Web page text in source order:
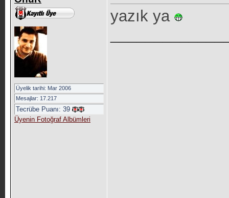
Üyelik tarihi: Mar 2006
Mesajlar: 17.217
Tecrübe Puanı: 39
Üyenin Fotoğraf Albümleri
yazık ya